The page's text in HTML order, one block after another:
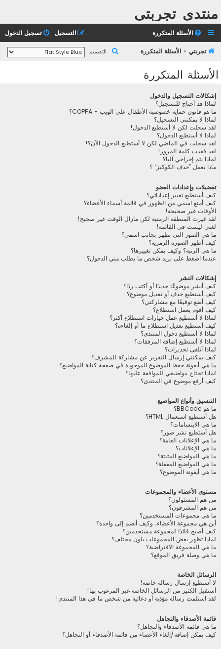
منتدى تجربتي
الأسئلة المتكررة تسجيل الدخول التسجيل
تجربتي الأسئلة المتكررة التصميم :
الأسئلة المتكررة
إشكالات التسجيل والدخول
لماذا قد أحتاج للتسجيل؟
ما هو قانون حماية خصوصية الأطفال على الويب - COPPA؟
لماذا لا يمكنني التسجيل؟
لقد سجلت لكن لا أستطيع الدخول!
لماذا لا أستطيع الدخول؟
لقد سجلت في الماضي لكن لا أستطيع الدخول الآن؟!
لقد فقدت كلمة المرور!
لماذا يتم إخراجي آليا؟
ماذا يعمل ”حذف الكوكيز“ ؟
تفضيلات وإعدادات العضو
كيف أستطيع تغيير إعداداتي؟
كيف أمنع اسمي من الظهور في قائمة أسماء الأعضاء؟
الأوقات غير صحيحة!
لقد غيرت المنطقة الزمنية لكن مازال الوقت غير صحيح!
لغتي ليست في القائمة!
ما هي الصور التي تظهر بجانب اسمي؟
كيف أظهر الصورة الرمزية؟
ما هي الرتبة؟ وكيف يمكن تغييرها؟
عندما اضغط على بريد شخص ما يطلب مني الدخول؟
إشكالات النشر
كيف أنشر موضوعًا جديدًا أو أكتب ردًا؟
كيف أستطيع حذف أو تعديل موضوع؟
كيف أضع توقيعًا مع مشاركتي؟
كيف أقوم بعمل استطلاع؟
لماذا لا أستطيع عمل خيارات استطلاع أكثر؟
كيف أستطيع تعديل استطلاع ما أو إلغاءه؟
لماذا لا أستطيع دخول المنتدى؟
لماذا لا أستطيع إضافة المرفقات؟
لماذا أتلقى تحذيرات؟
كيف يمكنني إرسال التقرير عن مشاركة للمشرف؟
ما هي أيقونة حفظ الموضوع الموجودة في صفحة كتابة المواضيع؟
لماذا تحتاج مواضيعي للموافقة عليها؟
كيف أرفع موضوع في المنتدى؟
التنسيق وأنواع المواضيع
ما هو BBCode؟
هل أستطيع استعمال HTML؟
ما هي الابتسامات؟
هل أستطيع نشر صور؟
ما هي الإعلانات العامة؟
ما هي الإعلانات؟
ما هي المواضيع المثبتة؟
ما هي المواضيع المقفلة؟
ما هي أيقونة الموضوع؟
مستوى الأعضاء والمجموعات
من هم المسئولون؟
من هم المشرفون؟
ما هي مجموعات المستخدمين؟
أين هي مجموعة الأعضاء، وكيف أنضم إلى واحدة؟
كيف أصبح قائدًا لمجموعة مستخدمين؟
لماذا تظهر بعض المجموعات بلون مختلف؟
ما هي المجموعة الافتراضية؟
ما هي وصلة فريق الموقع؟
الرسائل الخاصة
لا أستطيع إرسال رسالة خاصة!
أستقبل الكثير من الرسائل الخاصة غير المرغوب بها!
لقد استلمت رسالة مؤذية أو دعائية من شخص ما في هذا المنتدى!
قائمة الأصدقاء والتجاهل
ما هي قائمة الأصدقاء والتجاهل؟
كيف يمكن إضافة/إلغاء الأعضاء من قائمة الأصدقاء أو التجاهل؟